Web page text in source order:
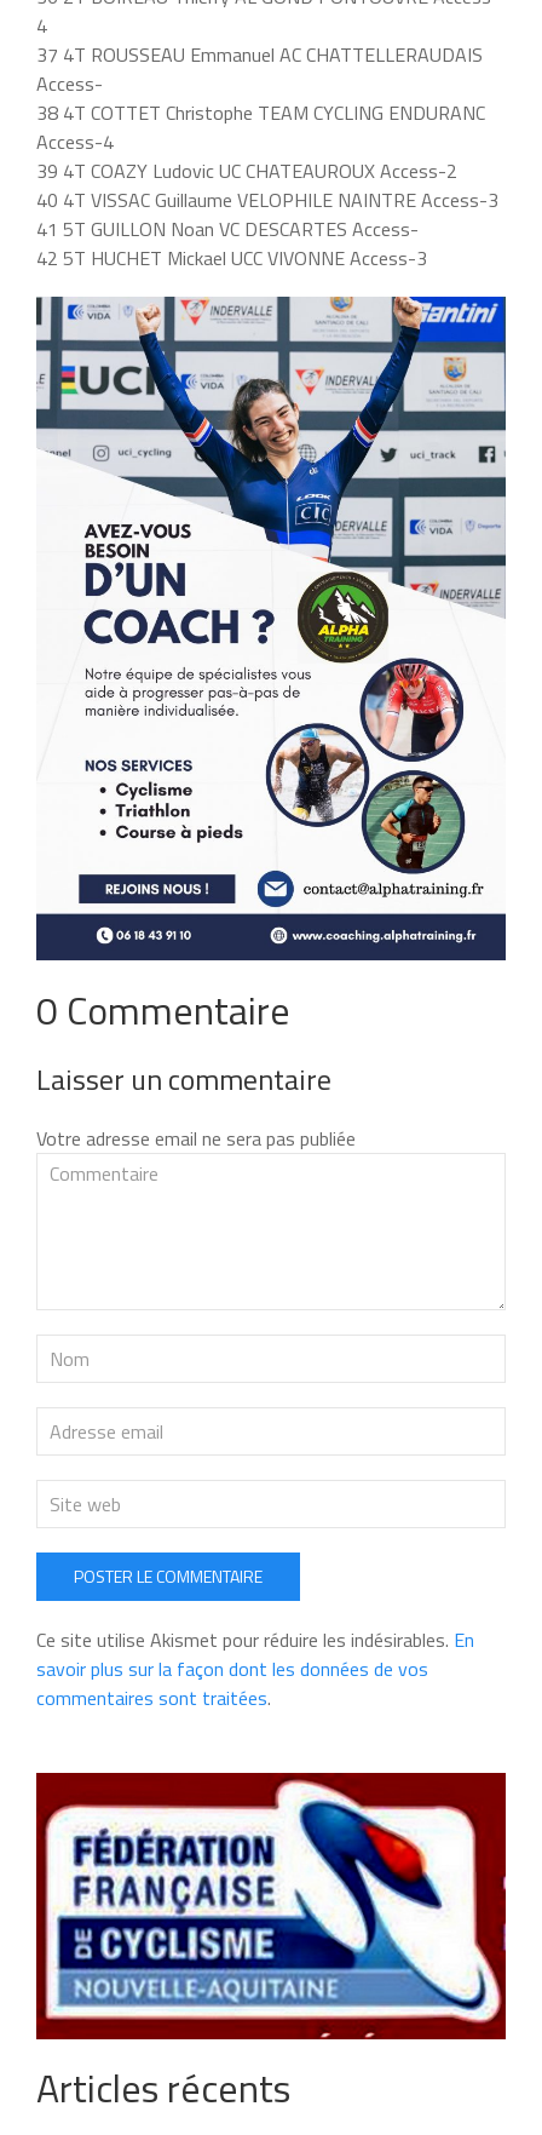
4
37 4T ROUSSEAU Emmanuel AC CHATTELLERAUDAIS
Access-
38 4T COTTET Christophe TEAM CYCLING ENDURANC
Access-4
39 4T COAZY Ludovic UC CHATEAUROUX Access-2
40 4T VISSAC Guillaume VELOPHILE NAINTRE Access-3
41 5T GUILLON Noan VC DESCARTES Access-
42 5T HUCHET Mickael UCC VIVONNE Access-3
0 Commentaire
Laisser un commentaire
Votre adresse email ne sera pas publiée
POSTER LE COMMENTAIRE
Ce site utilise Akismet pour réduire les indésirables. En
savoir plus sur la façon dont les données de vos
commentaires sont traitées.
Articles récents